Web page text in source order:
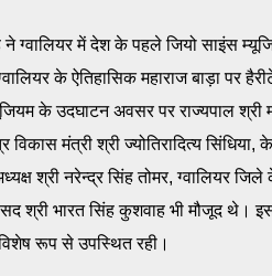
ग्वालियर में देश के पहले जियो साइंस
के ऐतिहासिक महाराज बाड़ा पर
के उदघाटन अवसर पर राज्यपाल श्री
विकास मंत्री श्री ज्योतिरादित्य
श्री नरेन्द्र सिंह तोमर, ग्वालियर
श्री भारत सिंह कुशवाह भी मौजूद थे।
रूप से उपस्थित रही।